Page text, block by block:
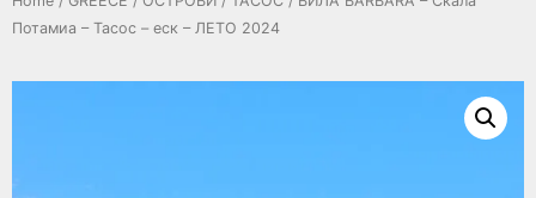
Потамиа – Тасос – eск – ЛЕТО 2024